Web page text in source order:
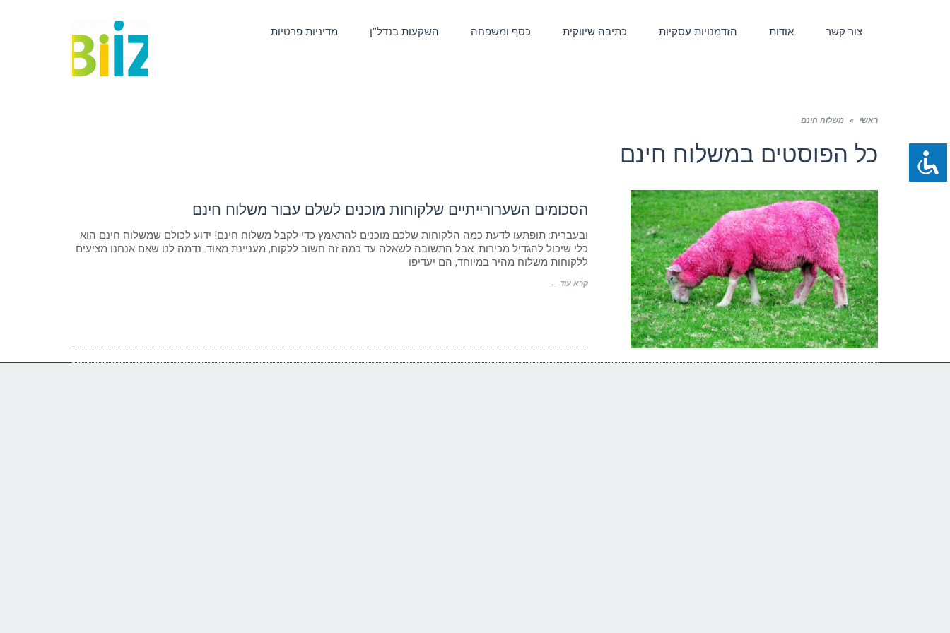
צור קשר אודות הזדמנויות עסקיות כתיבה שיווקית כסף ומשפחה השקעות בנדל”ן מדיניות פרטיות
ראשי » משלוח חינם
כל הפוסטים במשלוח חינם
הסכומים השערורייתיים שלקוחות מוכנים לשלם עבור משלוח חינם
ובעברית: תופתעו לדעת כמה הלקוחות שלכם מוכנים להתאמץ כדי לקבל משלוח חינם! ידוע לכולם שמשלוח חינם הוא
כלי שיכול להגדיל מכירות. אבל התשובה לשאלה עד כמה זה חשוב ללקוח, מעניינת מאוד. נדמה לנו שאם אנחנו מציעים
ללקוחות משלוח מהיר במיוחד, הם יעדיפו
קרא עוד ←